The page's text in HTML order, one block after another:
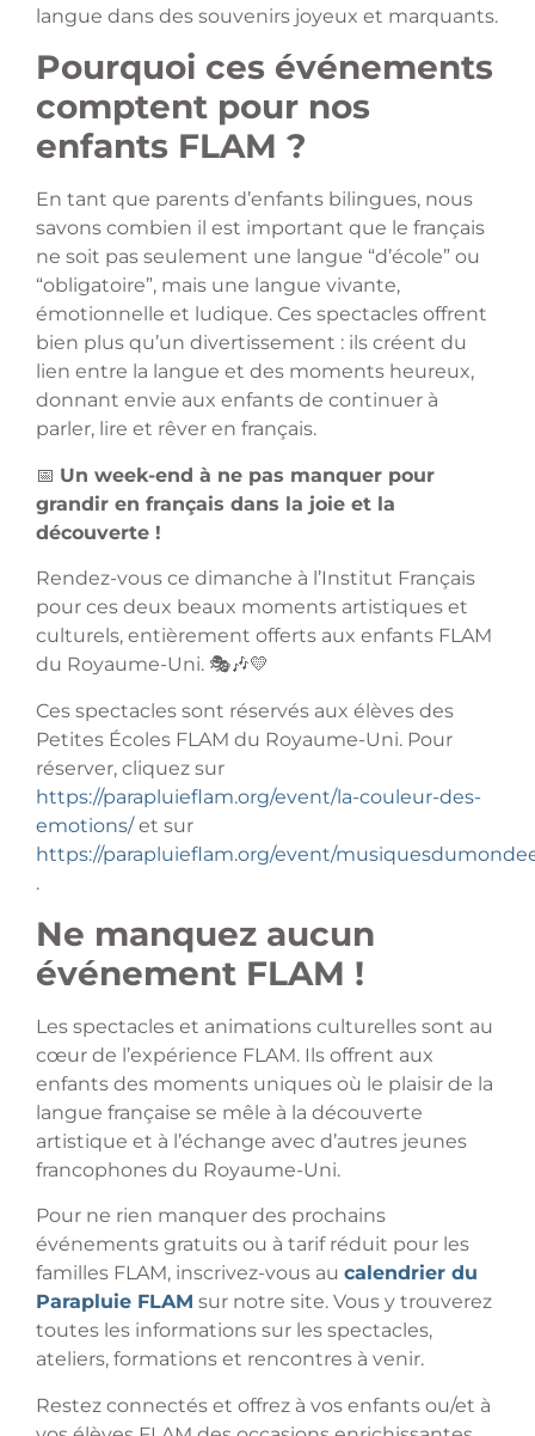
langue dans des souvenirs joyeux et marquants.
Pourquoi ces événements
comptent pour nos
enfants FLAM ?
En tant que parents d’enfants bilingues, nous
savons combien il est important que le français
ne soit pas seulement une langue “d’école” ou
“obligatoire”, mais une langue vivante,
émotionnelle et ludique. Ces spectacles offrent
bien plus qu’un divertissement : ils créent du
lien entre la langue et des moments heureux,
donnant envie aux enfants de continuer à
parler, lire et rêver en français.
📅 Un week-end à ne pas manquer pour
grandir en français dans la joie et la
découverte !
Rendez-vous ce dimanche à l’Institut Français
pour ces deux beaux moments artistiques et
culturels, entièrement offerts aux enfants FLAM
du Royaume-Uni. 🎭🎶💛
Ces spectacles sont réservés aux élèves des
Petites Écoles FLAM du Royaume-Uni. Pour
réserver, cliquez sur
https://parapluieflam.org/event/la-couleur-des-
emotions/et sur
https://parapluieflam.org/event/
.
Ne manquez aucun
événement FLAM !
Les spectacles et animations culturelles sont au
cœur de l’expérience FLAM. Ils offrent aux
enfants des moments uniques où le plaisir de la
langue française se mêle à la découverte
artistique et à l’échange avec d’autres jeunes
francophones du Royaume-Uni.
Pour ne rien manquer des prochains
événements gratuits ou à tarif réduit pour les
familles FLAM, inscrivez-vous au calendrier du
Parapluie FLAM sur notre site. Vous y trouverez
toutes les informations sur les spectacles,
ateliers, formations et rencontres à venir.
Restez connectés et offrez à vos enfants ou/et à